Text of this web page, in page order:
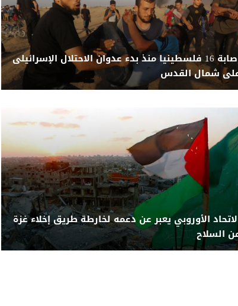
إصابة 16 فلسطينيا منذ بدء عدوان الاحتلال الإسرائيلى
شمال القدس
الأوروبي يعبر عن دعمه لخارطة طريق إخلاء غزة
السلاح